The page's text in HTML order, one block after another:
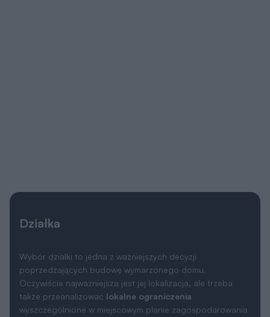
Działka
Wybór działki to jedna z ważniejszych decyzji
poprzedzających budowę wymarzonego domu.
Oczywiście najważniejsza jest jej lokalizacja, ale trzeba
także przeanalizować lokalne ograniczenia
wyszczególnione w miejscowym planie zagospodarowania